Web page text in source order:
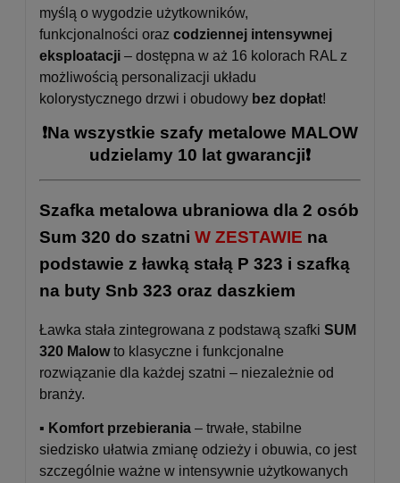
myślą o wygodzie użytkowników,
funkcjonalności oraz codziennej intensywnej
eksploatacji – dostępna w aż 16 kolorach RAL z
możliwością personalizacji układu
kolorystycznego drzwi i obudowy bez dopłat!
❗Na wszystkie szafy metalowe MALOW
udzielamy 10 lat gwarancji❗
Szafka metalowa ubraniowa dla 2 osób
Sum 320 do szatni W ZESTAWIE na
podstawie z ławką stałą P 323 i szafką
na buty Snb 323 oraz daszkiem
Ławka stała zintegrowana z podstawą szafki SUM
320 Malowto klasyczne i funkcjonalne
rozwiązanie dla każdej szatni – niezależnie od
branży.
▪️ Komfort przebierania – trwałe, stabilne
siedzisko ułatwia zmianę odzieży i obuwia, co jest
szczególnie ważne w intensywnie użytkowanych